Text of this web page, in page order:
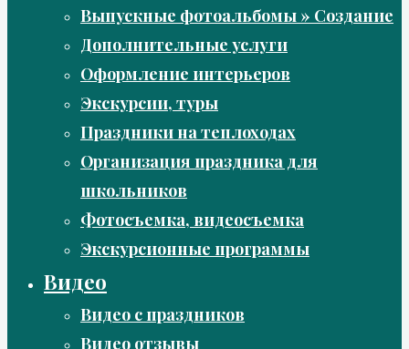
Выпускные фотоальбомы » Создание
Дополнительные услуги
Оформление интерьеров
Экскурсии, туры
Праздники на теплоходах
Организация праздника для
школьников
Фотосъемка, видеосъемка
Экскурсионные программы
Видео
Видео с праздников
Видео отзывы